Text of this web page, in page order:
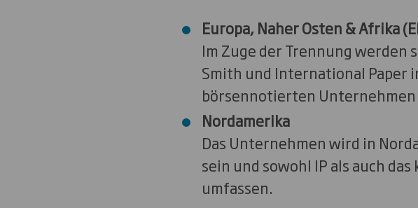
Europa, Naher Osten & Afrika
Im Zuge der Trennung werden
Smith und International Paper
börsennotierten Unternehmen
Nordamerika
Das Unternehmen wird in
sein und sowohl IP als auch
umfassen.